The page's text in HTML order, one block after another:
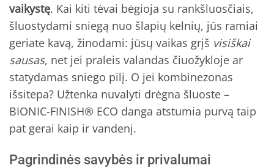
vaikystę. Kai kiti tėvai bėgioja su rankšluosčiais,
šluostydami sniegą nuo šlapių kelnių, jūs ramiai
geriate kavą, žinodami: jūsų vaikas grįš visiškai
sausas, net jei praleis valandas čiuožykloje ar
statydamas sniego pilį. O jei kombinezonas
išsitepa? Užtenka nuvalyti drėgna šluoste –
BIONIC-FINISH® ECO danga atstumia purvą taip
pat gerai kaip ir vandenį.
Pagrindinės savybės ir privalumai